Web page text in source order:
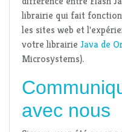
librairie qui fait
les sites web et
votre librairie Java de
Microsystems).
avec nous